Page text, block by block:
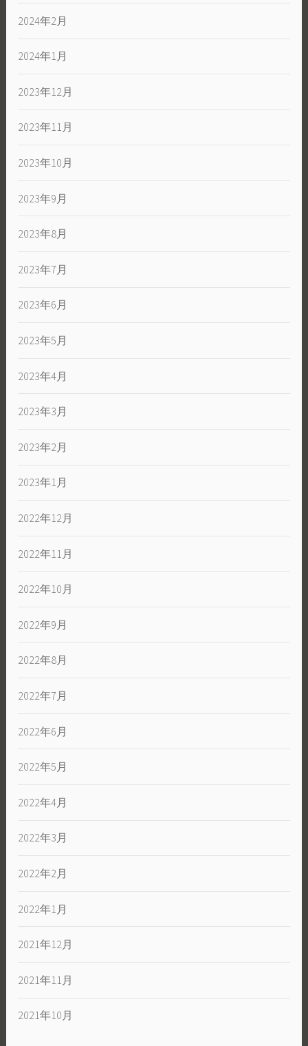
2024年2月
2024年1月
2023年12月
2023年11月
2023年10月
2023年9月
2023年8月
2023年7月
2023年6月
2023年5月
2023年4月
2023年3月
2023年2月
2023年1月
2022年12月
2022年11月
2022年10月
2022年9月
2022年8月
2022年7月
2022年6月
2022年5月
2022年4月
2022年3月
2022年2月
2022年1月
2021年12月
2021年11月
2021年10月